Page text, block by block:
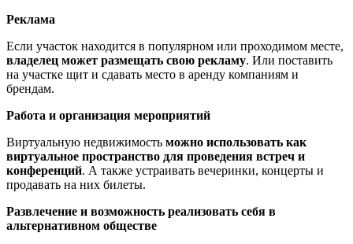
Реклама
Если участок находится в популярном или проходимом месте,
владелец может размещать свою рекламу. Или поставить
на участке щит и сдавать место в аренду компаниям и
брендам.
Работа и организация мероприятий
Виртуальную недвижимость можно использовать как
виртуальное пространство для проведения встреч и
конференций. А также устраивать вечеринки, концерты и
продавать на них билеты.
Развлечение и возможность реализовать себя в
альтернативном обществе